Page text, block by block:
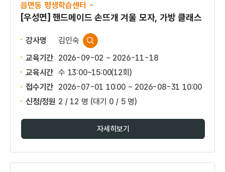
읍면동 평생학습센터 -
[우성면] 핸드메이드 손뜨개 겨울 모자, 가방 클래스
강사명
김인숙
교육기간 2026-09-02 ~ 2026-11-18
교육시간 수 13:00~15:00(12회)
접수기간 2026-07-01 10:00 ~ 2026-08-31 10:00
신청/정원 2 / 12 명 (대기 0 / 5 명)
자세히보기